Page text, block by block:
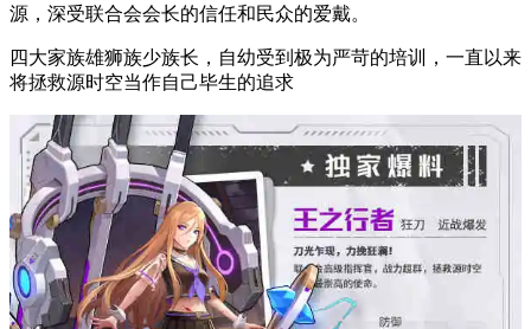
源，深受联合会会长的信任和民众的爱戴。
四大家族雄狮族少族长，自幼受到极为严苛的培训，一直以来
将拯救源时空当作自己毕生的追求